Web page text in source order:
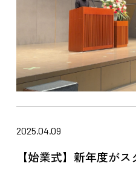
2025.04.09
【始業式】新年度が